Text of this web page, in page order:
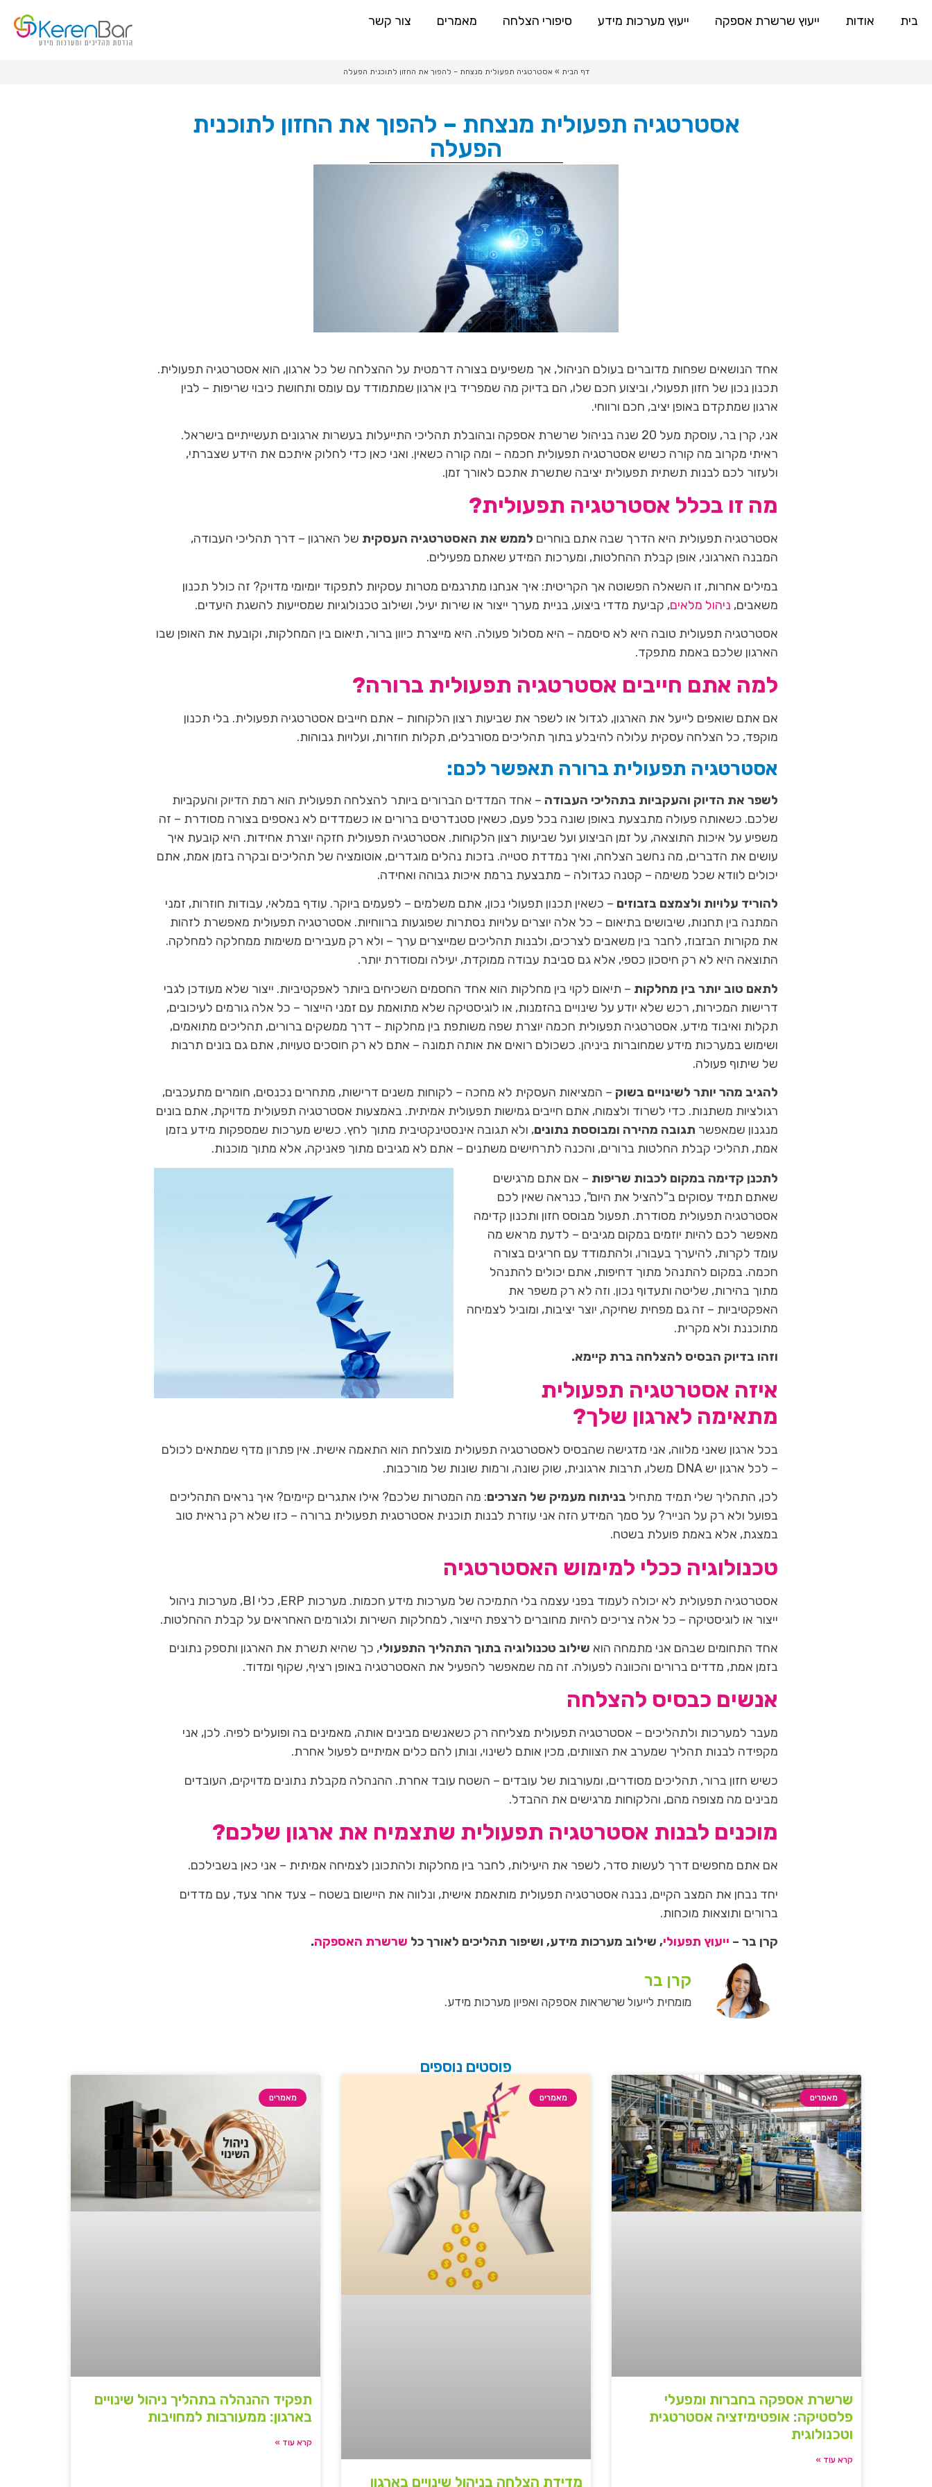
בית אודות ייעוץ שרשרת אספקה ייעוץ מערכות מידע סיפורי הצלחה מאמרים צור קשר
דף הבית » אסטרטגיה תפעולית מנצחת – להפוך את החזון לתוכנית הפעלה
אסטרטגיה תפעולית מנצחת – להפוך את החזון לתוכנית
הפעלה
אחד הנושאים שפחות מדוברים בעולם הניהול, אך משפיעים בצורה דרמטית על ההצלחה של כל ארגון, הוא אסטרטגיה תפעולית.
תכנון נכון של חזון תפעולי, וביצוע חכם שלו, הם בדיוק מה שמפריד בין ארגון שמתמודד עם עומס ותחושת כיבוי שריפות – לבין
ארגון שמתקדם באופן יציב, חכם ורווחי.
אני, קרן בר, עוסקת מעל 20 שנה בניהול שרשרת אספקה ובהובלת תהליכי התייעלות בעשרות ארגונים תעשייתיים בישראל.
ראיתי מקרוב מה קורה כשיש אסטרטגיה תפעולית חכמה – ומה קורה כשאין. ואני כאן כדי לחלוק איתכם את הידע שצברתי,
ולעזור לכם לבנות תשתית תפעולית יציבה שתשרת אתכם לאורך זמן.
מה זו בכלל אסטרטגיה תפעולית?
אסטרטגיה תפעולית היא הדרך שבה אתם בוחרים לממש את האסטרטגיה העסקית של הארגון – דרך תהליכי העבודה,
המבנה הארגוני, אופן קבלת ההחלטות, ומערכות המידע שאתם מפעילים.
במילים אחרות, זו השאלה הפשוטה אך הקריטית: איך אנחנו מתרגמים מטרות עסקיות לתפקוד יומיומי מדויק? זה כולל תכנון
משאבים, ניהול מלאים, קביעת מדדי ביצוע, בניית מערך ייצור או שירות יעיל, ושילוב טכנולוגיות שמסייעות להשגת היעדים.
אסטרטגיה תפעולית טובה היא לא סיסמה – היא מסלול פעולה. היא מייצרת כיוון ברור, תיאום בין המחלקות, וקובעת את האופן שבו
הארגון שלכם באמת מתפקד.
למה אתם חייבים אסטרטגיה תפעולית ברורה?
אם אתם שואפים לייעל את הארגון, לגדול או לשפר את שביעות רצון הלקוחות – אתם חייבים אסטרטגיה תפעולית. בלי תכנון
מוקפד, כל הצלחה עסקית עלולה להיבלע בתוך תהליכים מסורבלים, תקלות חוזרות, ועלויות גבוהות.
אסטרטגיה תפעולית ברורה תאפשר לכם:
לשפר את הדיוק והעקביות בתהליכי העבודה – אחד המדדים הברורים ביותר להצלחה תפעולית הוא רמת הדיוק והעקביות
שלכם. כשאותה פעולה מתבצעת באופן שונה בכל פעם, כשאין סטנדרטים ברורים או כשמדדים לא נאספים בצורה מסודרת – זה
משפיע על איכות התוצאה, על זמן הביצוע ועל שביעות רצון הלקוחות. אסטרטגיה תפעולית חזקה יוצרת אחידות. היא קובעת איך
עושים את הדברים, מה נחשב הצלחה, ואיך נמדדת סטייה. בזכות נהלים מוגדרים, אוטומציה של תהליכים ובקרה בזמן אמת, אתם
יכולים לוודא שכל משימה – קטנה כגדולה – מתבצעת ברמת איכות גבוהה ואחידה.
להוריד עלויות ולצמצם בזבוזים – כשאין תכנון תפעולי נכון, אתם משלמים – לפעמים ביוקר. עודף במלאי, עבודות חוזרות, זמני
המתנה בין תחנות, שיבושים בתיאום – כל אלה יוצרים עלויות נסתרות שפוגעות ברווחיות. אסטרטגיה תפעולית מאפשרת לזהות
את מקורות הבזבוז, לחבר בין משאבים לצרכים, ולבנות תהליכים שמייצרים ערך – ולא רק מעבירים משימות ממחלקה למחלקה.
התוצאה היא לא רק חיסכון כספי, אלא גם סביבת עבודה ממוקדת, יעילה ומסודרת יותר.
לתאם טוב יותר בין מחלקות – תיאום לקוי בין מחלקות הוא אחד החסמים השכיחים ביותר לאפקטיביות. ייצור שלא מעודכן לגבי
דרישות המכירות, רכש שלא יודע על שינויים בהזמנות, או לוגיסטיקה שלא מתואמת עם זמני הייצור – כל אלה גורמים לעיכובים,
תקלות ואיבוד מידע. אסטרטגיה תפעולית חכמה יוצרת שפה משותפת בין מחלקות – דרך ממשקים ברורים, תהליכים מתואמים,
ושימוש במערכות מידע שמחוברות ביניהן. כשכולם רואים את אותה תמונה – אתם לא רק חוסכים טעויות, אתם גם בונים תרבות
של שיתוף פעולה.
להגיב מהר יותר לשינויים בשוק – המציאות העסקית לא מחכה – לקוחות משנים דרישות, מתחרים נכנסים, חומרים מתעכבים,
רגולציות משתנות. כדי לשרוד ולצמוח, אתם חייבים גמישות תפעולית אמיתית. באמצעות אסטרטגיה תפעולית מדויקת, אתם בונים
מנגנון שמאפשר תגובה מהירה ומבוססת נתונים, ולא תגובה אינסטינקטיבית מתוך לחץ. כשיש מערכות שמספקות מידע בזמן
אמת, תהליכי קבלת החלטות ברורים, והכנה לתרחישים משתנים – אתם לא מגיבים מתוך פאניקה, אלא מתוך מוכנות.
לתכנן קדימה במקום לכבות שריפות – אם אתם מרגישים
שאתם תמיד עסוקים ב"להציל את היום", כנראה שאין לכם
אסטרטגיה תפעולית מסודרת. תפעול מבוסס חזון ותכנון קדימה
מאפשר לכם להיות יוזמים במקום מגיבים – לדעת מראש מה
עומד לקרות, להיערך בעבורו, ולהתמודד עם חריגים בצורה
חכמה. במקום להתנהל מתוך דחיפות, אתם יכולים להתנהל
מתוך בהירות, שליטה ותעדוף נכון. וזה לא רק משפר את
האפקטיביות – זה גם מפחית שחיקה, יוצר יציבות, ומוביל לצמיחה
מתוכננת ולא מקרית.
וזהו בדיוק הבסיס להצלחה ברת קיימא.
איזה אסטרטגיה תפעולית
מתאימה לארגון שלך?
בכל ארגון שאני מלווה, אני מדגישה שהבסיס לאסטרטגיה תפעולית מוצלחת הוא התאמה אישית. אין פתרון מדף שמתאים לכולם
– לכל ארגון יש DNA משלו, תרבות ארגונית, שוק שונה, ורמות שונות של מורכבות.
לכן, התהליך שלי תמיד מתחיל בניתוח מעמיק של הצרכים: מה המטרות שלכם? אילו אתגרים קיימים? איך נראים התהליכים
בפועל ולא רק על הנייר? על סמך המידע הזה אני עוזרת לבנות תוכנית אסטרטגית תפעולית ברורה – כזו שלא רק נראית טוב
במצגת, אלא באמת פועלת בשטח.
טכנולוגיה ככלי למימוש האסטרטגיה
אסטרטגיה תפעולית לא יכולה לעמוד בפני עצמה בלי התמיכה של מערכות מידע חכמות. מערכות ERP, כלי BI, מערכות ניהול
ייצור או לוגיסטיקה – כל אלה צריכים להיות מחוברים לרצפת הייצור, למחלקות השירות ולגורמים האחראים על קבלת ההחלטות.
אחד התחומים שבהם אני מתמחה הוא שילוב טכנולוגיה בתוך התהליך התפעולי, כך שהיא תשרת את הארגון ותספק נתונים
בזמן אמת, מדדים ברורים והכוונה לפעולה. זה מה שמאפשר להפעיל את האסטרטגיה באופן רציף, שקוף ומדוד.
אנשים כבסיס להצלחה
מעבר למערכות ולתהליכים – אסטרטגיה תפעולית מצליחה רק כשאנשים מבינים אותה, מאמינים בה ופועלים לפיה. לכן, אני
מקפידה לבנות תהליך שמערב את הצוותים, מכין אותם לשינוי, ונותן להם כלים אמיתיים לפעול אחרת.
כשיש חזון ברור, תהליכים מסודרים, ומעורבות של עובדים – השטח עובד אחרת. ההנהלה מקבלת נתונים מדויקים, העובדים
מבינים מה מצופה מהם, והלקוחות מרגישים את ההבדל.
מוכנים לבנות אסטרטגיה תפעולית שתצמיח את ארגון שלכם?
אם אתם מחפשים דרך לעשות סדר, לשפר את היעילות, לחבר בין מחלקות ולהתכונן לצמיחה אמיתית – אני כאן בשבילכם.
יחד נבחן את המצב הקיים, נבנה אסטרטגיה תפעולית מותאמת אישית, ונלווה את היישום בשטח – צעד אחר צעד, עם מדדים
ברורים ותוצאות מוכחות.
קרן בר – ייעוץ תפעולי, שילוב מערכות מידע, ושיפור תהליכים לאורך כל שרשרת האספקה.
קרן בר
מומחית לייעול שרשראות אספקה ואפיון מערכות מידע.
פוסטים נוספים
מאמרים
שרשרת אספקה בחברות ומפעלי
פלסטיקה: אופטימיזציה אסטרטגית
וטכנולוגית
קרא עוד »
מאמרים
מדידת הצלחה בניהול שינויים בארגון
מאמרים
תפקיד ההנהלה בתהליך ניהול שינויים
בארגון: ממעורבות למחויבות
קרא עוד »